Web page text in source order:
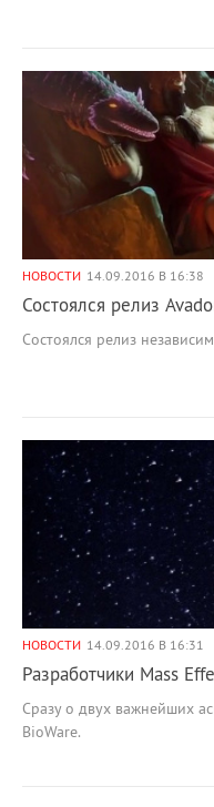
НОВОСТИ 14.09.2016 В 16:38
Состоялся релиз
Состоялся релиз
НОВОСТИ 14.09.2016 В 16:31
Разработчики Mass
Сразу о двух важнейших
BioWare.